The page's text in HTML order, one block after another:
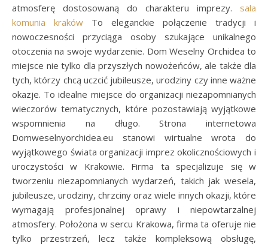
atmosferę dostosowaną do charakteru imprezy. sala
komunia kraków To eleganckie połączenie tradycji i
nowoczesności przyciąga osoby szukające unikalnego
otoczenia na swoje wydarzenie. Dom Weselny Orchidea to
miejsce nie tylko dla przyszłych nowożeńców, ale także dla
tych, którzy chcą uczcić jubileusze, urodziny czy inne ważne
okazje. To idealne miejsce do organizacji niezapomnianych
wieczorów tematycznych, które pozostawiają wyjątkowe
wspomnienia na długo. Strona internetowa
Domweselnyorchidea.eu stanowi wirtualne wrota do
wyjątkowego świata organizacji imprez okolicznościowych i
uroczystości w Krakowie. Firma ta specjalizuje się w
tworzeniu niezapomnianych wydarzeń, takich jak wesela,
jubileusze, urodziny, chrzciny oraz wiele innych okazji, które
wymagają profesjonalnej oprawy i niepowtarzalnej
atmosfery. Położona w sercu Krakowa, firma ta oferuje nie
tylko przestrzeń, lecz także kompleksową obsługę,